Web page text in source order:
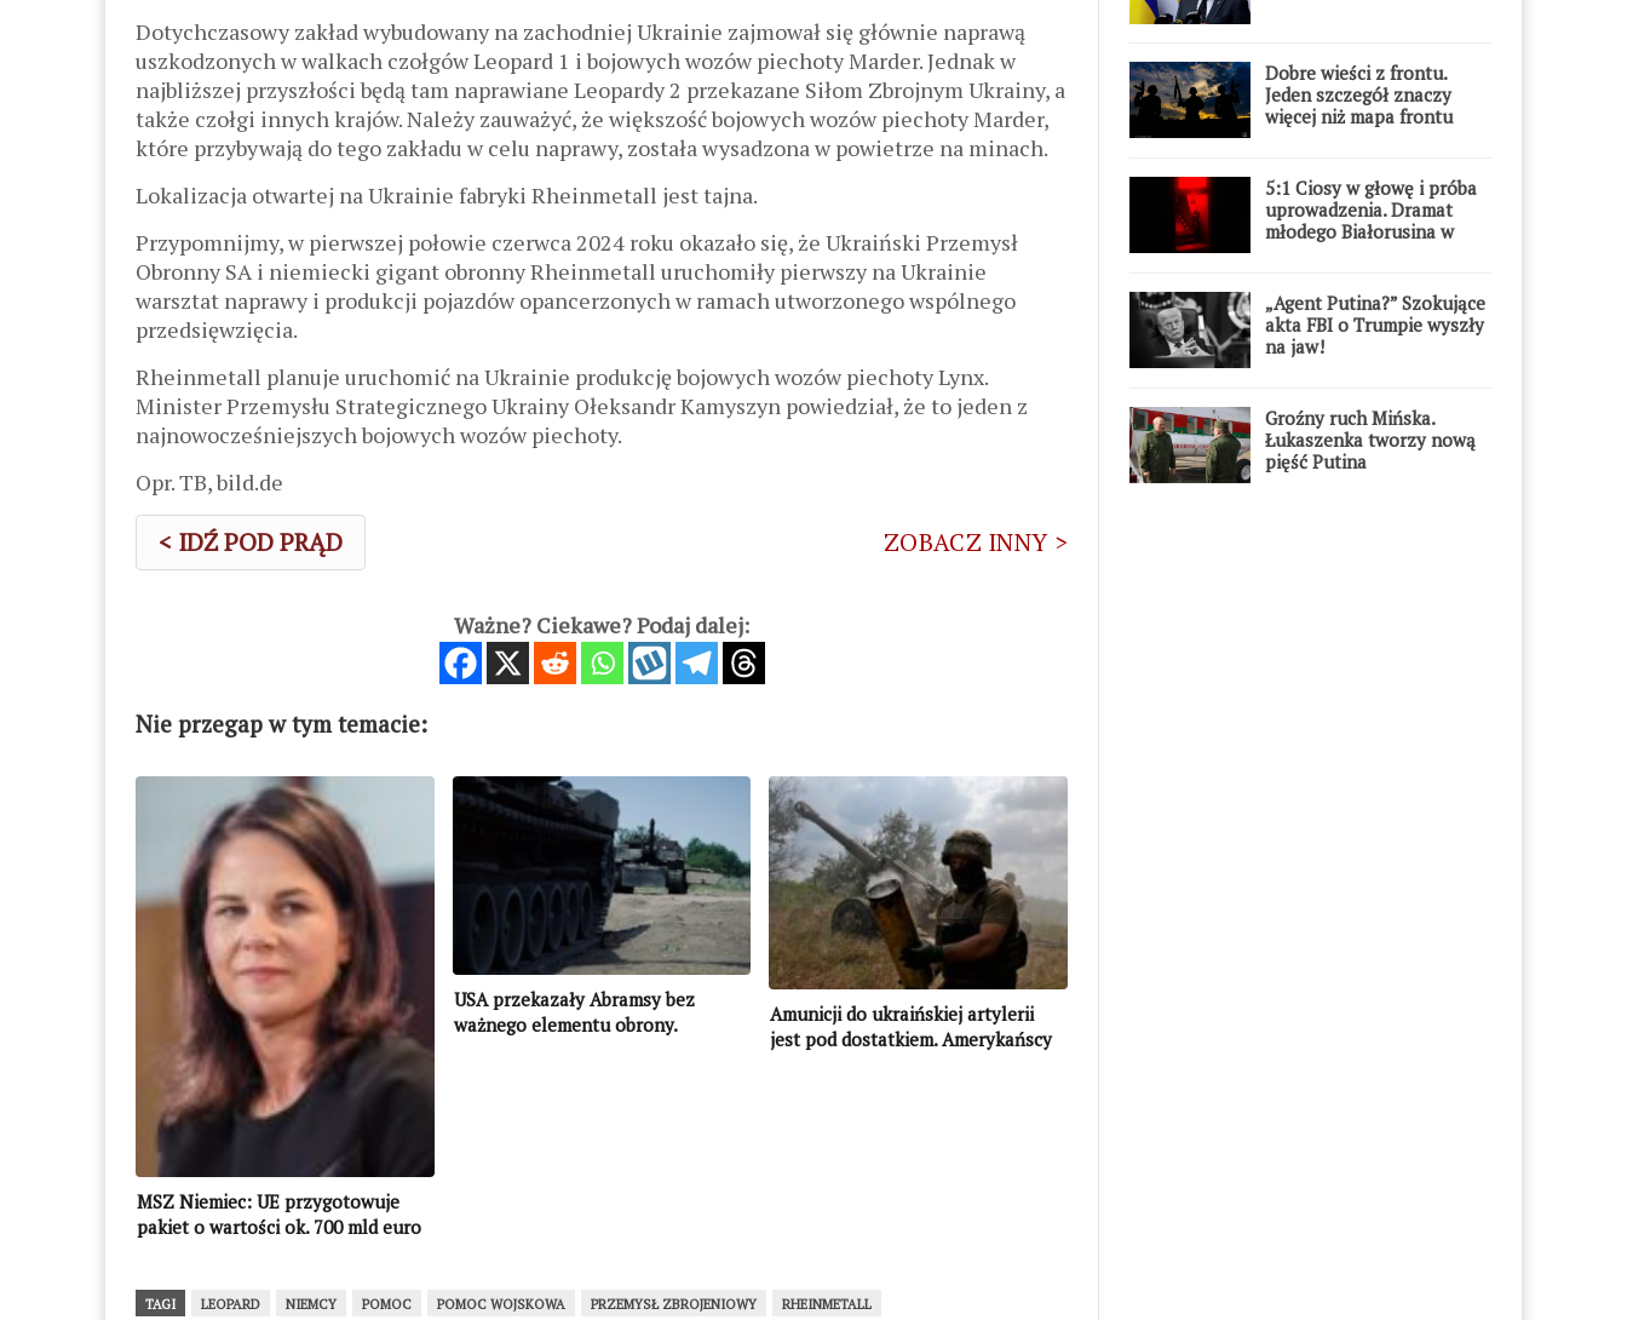
Dotychczasowy zakład wybudowany na zachodniej Ukrainie zajmował się głównie naprawą
uszkodzonych w walkach czołgów Leopard 1 i bojowych wozów piechoty Marder. Jednak w
najbliższej przyszłości będą tam naprawiane Leopardy 2 przekazane Siłom Zbrojnym Ukrainy, a
także czołgi innych krajów. Należy zauważyć, że większość bojowych wozów piechoty Marder,
które przybywają do tego zakładu w celu naprawy, została wysadzona w powietrze na minach.
Lokalizacja otwartej na Ukrainie fabryki Rheinmetall jest tajna.
Przypomnijmy, w pierwszej połowie czerwca 2024 roku okazało się, że Ukraiński Przemysł
Obronny SA i niemiecki gigant obronny Rheinmetall uruchomiły pierwszy na Ukrainie
warsztat naprawy i produkcji pojazdów opancerzonych w ramach utworzonego wspólnego
przedsięwzięcia.
Rheinmetall planuje uruchomić na Ukrainie produkcję bojowych wozów piechoty Lynx.
Minister Przemysłu Strategicznego Ukrainy Ołeksandr Kamyszyn powiedział, że to jeden z
najnowocześniejszych bojowych wozów piechoty.
Opr. TB, bild.de
< IDŹ POD PRĄD ZOBACZ INNY >
Ważne? Ciekawe? Podaj dalej:
Nie przegap w tym temacie:
MSZ Niemiec: UE przygotowuje
pakiet o wartości ok. 700 mld euro
USA przekazały Abramsy bez
ważnego elementu obrony.
Amunicji do ukraińskiej artylerii
jest pod dostatkiem. Amerykańscy
TAGI LEOPARD NIEMCY POMOC POMOC WOJSKOWA PRZEMYSŁ ZBROJENIOWY RHEINMETALL
Dobre wieści z frontu.
Jeden szczegół znaczy
więcej niż mapa frontu
5:1 Ciosy w głowę i próba
uprowadzenia. Dramat
młodego Białorusina w
„Agent Putina?” Szokujące
akta FBI o Trumpie wyszły
na jaw!
Groźny ruch Mińska.
Łukaszenka tworzy nową
pięść Putina